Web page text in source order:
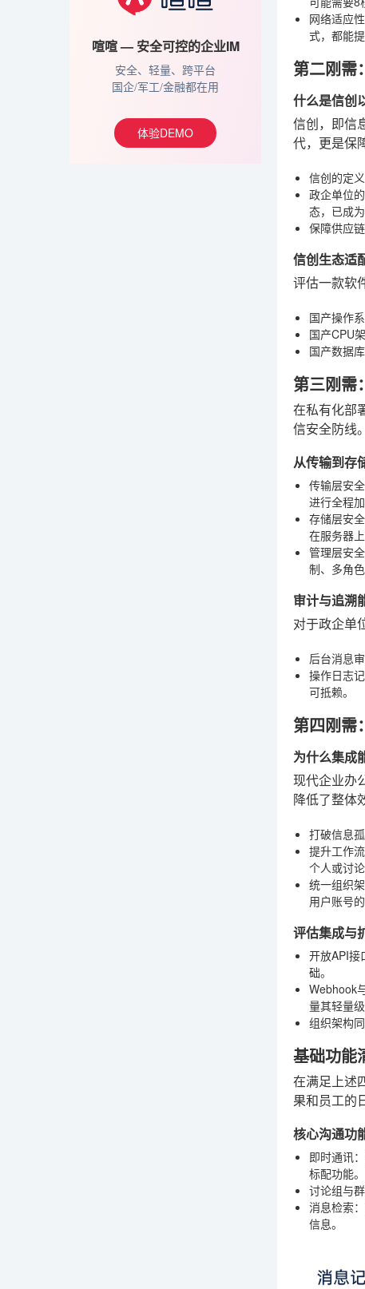
喧喧 — 安全可控的企业IM
安全、轻量、跨平台
国企/军工/金融都在用
体验DEMO
网络适应性
式，都能
第二刚
什么是信创
信创，即信
代，更是保
信创的定义
政企单位
态，已成
保障供应
信创生态适
评估一款软
国产操作
国产CPU
国产数据
第三刚
在私有化部
信安全防线。
从传输到存
传输层安全
进行全程
存储层安全
在服务器
管理层安全
制、多角
审计与追溯
对于政企单
后台消息
操作日志
可抵赖。
第四刚
为什么集成
现代企业办
降低了整体
打破信息
提升工作
个人或讨
统一组织
用户账号
评估集成与
开放API接
础。
Webhook
量其轻量
组织架构
基础功能
在满足上述
果和员工的
核心沟通功
即时通讯
标配功能。
讨论组与
消息检索
信息。